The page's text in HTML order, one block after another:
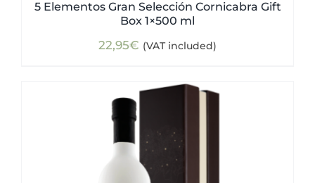
5 Elementos Gran Selección Cornicabra Gift
Box 1×500 ml
22,95€ (VAT included)